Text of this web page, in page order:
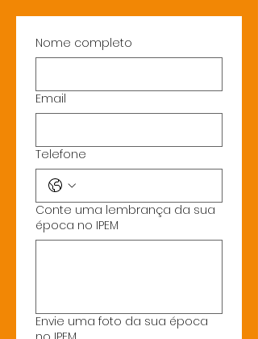
Nome completo
Email
Telefone
Conte uma lembrança da sua
época no IPEM
Envie uma foto da sua época